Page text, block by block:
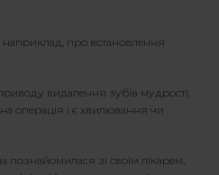
в клініці Yeremchuk
наприклад, про встановлення
видалення зубів мудрості,
операція і є хвилювання чи
познайомилася зі своїм лікарем,